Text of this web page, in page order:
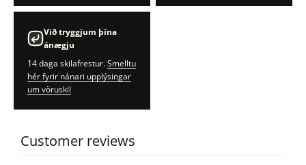
Við tryggjum þína
ánægju
14 daga skilafrestur.Smelltu
hér fyrir nánari upplýsingar
um vöruskil
Customer reviews